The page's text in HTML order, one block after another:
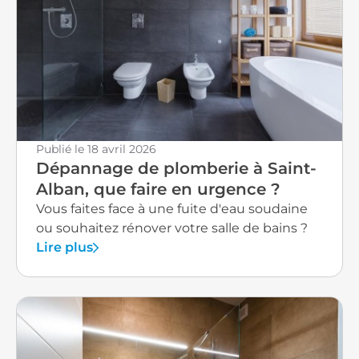
qui mérite une attention immédiate. De même,
une facture de gaz anormalement élevée révèle
généralement une perte d'efficacité de votre
installation. Des radiateurs qui chauffent mal Si vos
radiateurs restent tièdes ou que certaines pièces
ne chauffent plus correctement, votre système a
probablement besoin d'un détartrage ou d'un
réglage. Ces problèmes arrivent souvent sur les
installations anciennes ou mal entretenues. Notre
intervention permet alors de rétablir une chaleur
homogène dans toute votre maison. Des fumées
ou des odeurs suspectes L'apparition de fumées
noires au niveau de votre chaudière ou des odeurs
de gaz demande une action immédiate. Dans ce
cas précis, coupez votre installation et contactez-
problème de combustion ou une fuite, situations
dangereuses qui nécessitent l'expertise d'un
chauffagiste qualifié pour un dépannage rapide.
Publié le 18 avril 2026
Dépannage de plomberie à Saint-
Alban, que faire en urgence ?
Vous faites face à une fuite d'eau soudaine
ou souhaitez rénover votre salle de bains ?
Lire plus